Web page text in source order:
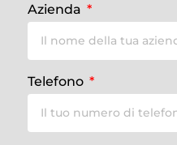
Azienda
Telefono